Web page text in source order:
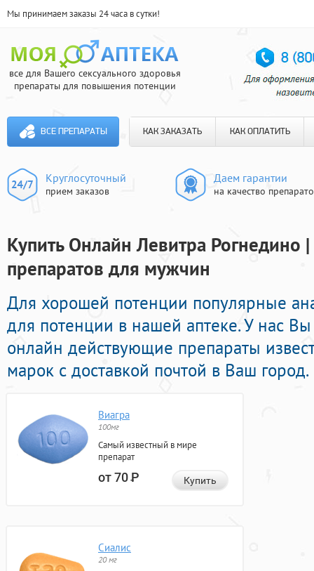
Мы принимаем заказы 24 часа в сутки!
все для Вашего сексуального здоровья
препараты для повышения потенции
ВСЕ ПРЕПАРАТЫ КАК ЗАКАЗАТЬ КАК ОПЛАТИТЬ
Круглосуточный
прием заказов
Даем гарантии
на качество
Купить Онлайн Левитра Рогнедино
препаратов для мужчин
Для хорошей потенции популярные
для потенции в нашей аптеке. У нас
онлайн действующие препараты
марок с доставкой почтой в Ваш город.
Виагра
100мг
Самый известный в мире
препарат
от 70Р Купить
Сиалис
20 мг